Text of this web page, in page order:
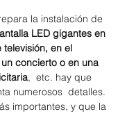
la instalación de
LED gigantes en
televisión, en el
concierto o en una
,  etc. hay que
numerosos  detalles.
importantes, y que la